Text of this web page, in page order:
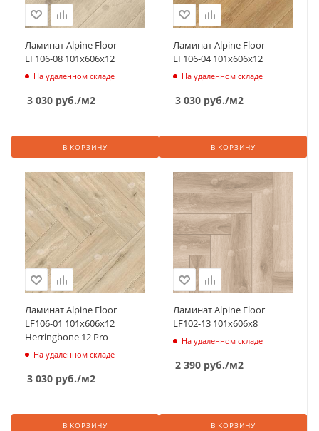
Ламинат Alpine Floor
LF106-08 101х606х12
На удаленном складе
3 030 руб./м2
В КОРЗИНУ
Ламинат Alpine Floor
LF106-04 101х606х12
На удаленном складе
3 030 руб./м2
В КОРЗИНУ
Ламинат Alpine Floor
LF106-01 101х606х12
Herringbone 12 Pro
На удаленном складе
3 030 руб./м2
В КОРЗИНУ
Ламинат Alpine Floor
LF102-13 101х606х8
На удаленном складе
2 390 руб./м2
В КОРЗИНУ